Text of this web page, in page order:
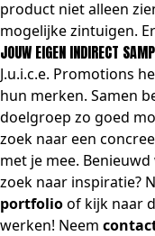
product niet alleen
mogelijke zintuigen.
JOUW EIGEN INDIRECT
J.u.i.c.e. Promotions
hun merken. Samen
doelgroep zo goed
zoek naar een
met je mee.
zoek naar inspiratie?
portfolioof kijk naar
werken! Neem